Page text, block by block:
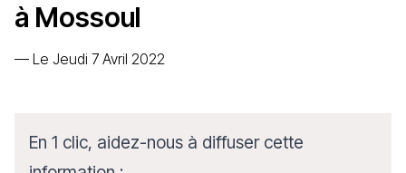
à Mossoul
— Le Jeudi 7 Avril 2022
En 1 clic, aidez-nous à diffuser cette